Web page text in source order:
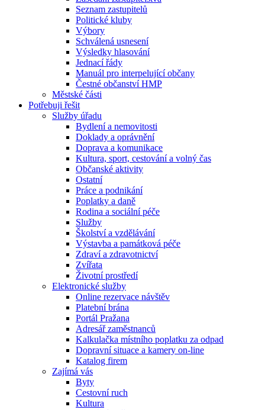
Seznam zastupitelů
Politické kluby
Výbory
Schválená usnesení
Výsledky hlasování
Jednací řády
Manuál pro interpelující občany
Čestné občanství HMP
Městské části
Potřebuji řešit
Služby úřadu
Bydlení a nemovitosti
Doklady a oprávnění
Doprava a komunikace
Kultura, sport, cestování a volný čas
Občanské aktivity
Ostatní
Práce a podnikání
Poplatky a daně
Rodina a sociální péče
Služby
Školství a vzdělávání
Výstavba a památková péče
Zdraví a zdravotnictví
Zvířata
Životní prostředí
Elektronické služby
Online rezervace návštěv
Platební brána
Portál Pražana
Adresář zaměstnanců
Kalkulačka místního poplatku za odpad
Dopravní situace a kamery on-line
Katalog firem
Zajímá vás
Byty
Cestovní ruch
Kultura